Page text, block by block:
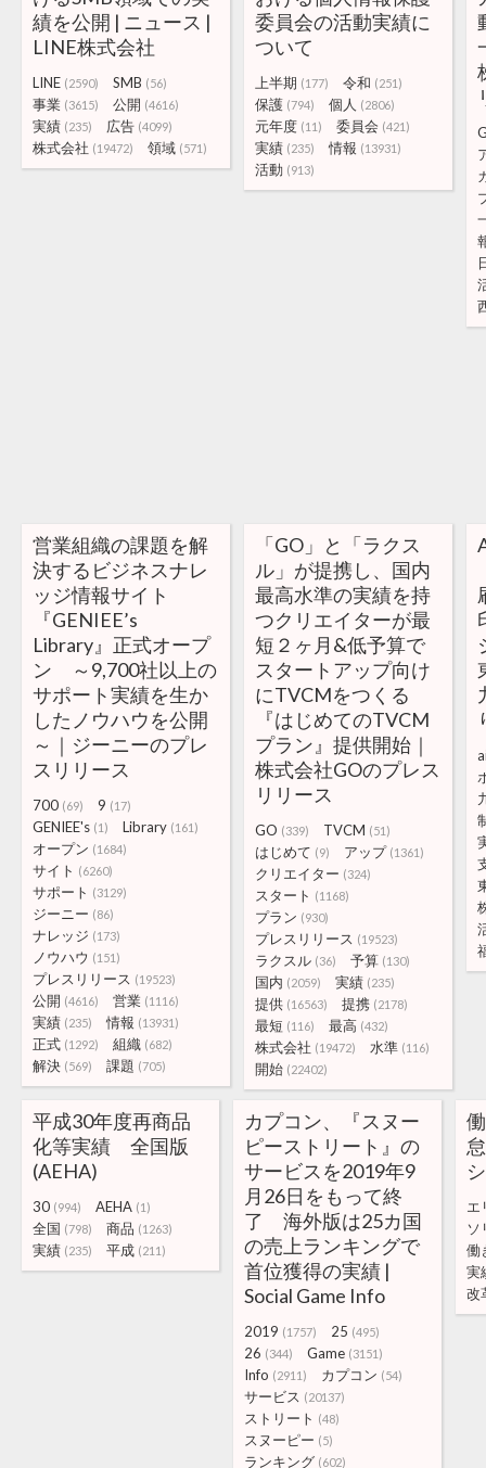
績を公開 | ニュース |
LINE株式会社
LINE (2590) SMB (56)
事業 (3615) 公開 (4616)
実績 (235) 広告 (4099)
株式会社 (19472) 領域 (571)
委員会の活動実績に
ついて
上半期 (177) 令和 (251)
保護 (794) 個人 (2806)
元年度 (11) 委員会 (421)
実績 (235) 情報 (13931)
活動 (913)
営業組織の課題を解
決するビジネスナレ
ッジ情報サイト
『GENIEE’s
Library』正式オープ
ン ～9,700社以上の
サポート実績を生か
したノウハウを公開
～｜ジーニーのプレ
スリリース
700 (69) 9 (17)
GENIEE's (1) Library (161)
オープン (1684)
サイト (6260)
サポート (3129)
ジーニー (86)
ナレッジ (173)
ノウハウ (151)
プレスリリース (19523)
公開 (4616) 営業 (1116)
実績 (235) 情報 (13931)
正式 (1292) 組織 (682)
解決 (569) 課題 (705)
「GO」と「ラクス
ル」が提携し、国内
最高水準の実績を持
つクリエイターが最
短２ヶ月&低予算で
スタートアップ向け
にTVCMをつくる
『はじめてのTVCM
プラン』提供開始｜
株式会社GOのプレス
リリース
GO (339) TVCM (51)
はじめて (9) アップ (1361)
クリエイター (324)
スタート (1168)
プラン (930)
プレスリリース (19523)
ラクスル (36) 予算 (130)
国内 (2059) 実績 (235)
提供 (16563) 提携 (2178)
最短 (116) 最高 (432)
株式会社 (19472) 水準 (116)
開始 (22402)
平成30年度再商品
化等実績 全国版
(AEHA)
30 (994) AEHA (1)
全国 (798) 商品 (1263)
実績 (235) 平成 (211)
カプコン、『スヌー
ピーストリート』の
サービスを2019年9
月26日をもって終
了 海外版は25カ国
の売上ランキングで
首位獲得の実績 |
Social Game Info
2019 (1757) 25 (495)
26 (344) Game (3151)
Info (2911) カプコン (54)
サービス (20137)
ストリート (48)
スヌーピー (5)
ランキング (602)
エ
ソ
働
実
改